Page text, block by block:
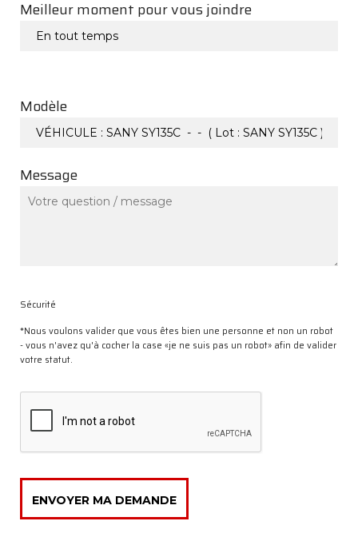
Meilleur moment pour vous joindre
Modèle
Message
Sécurité
*Nous voulons valider que vous êtes bien une personne et non un robot
- vous n'avez qu'à cocher la case «je ne suis pas un robot» afin de valider
votre statut.
ENVOYER MA DEMANDE